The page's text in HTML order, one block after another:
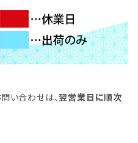
問い合わせは、翌営業日に順次